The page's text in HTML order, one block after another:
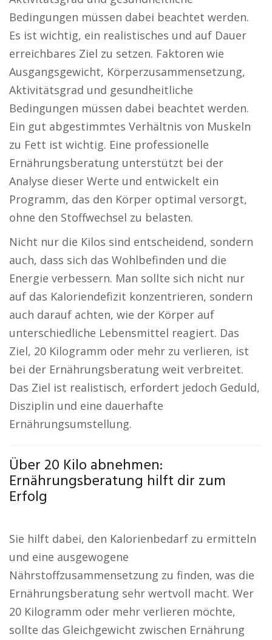
Bedingungen müssen dabei beachtet werden.
Es ist wichtig, ein realistisches und auf Dauer
erreichbares Ziel zu setzen. Faktoren wie
Ausgangsgewicht, Körperzusammensetzung,
Aktivitätsgrad und gesundheitliche
Bedingungen müssen dabei beachtet werden.
Ein gut abgestimmtes Verhältnis von Muskeln
zu Fett ist wichtig. Eine professionelle
Ernährungsberatung unterstützt bei der
Analyse dieser Werte und entwickelt ein
Programm, das den Körper optimal versorgt,
ohne den Stoffwechsel zu belasten.
Nicht nur die Kilos sind entscheidend, sondern
auch, dass sich das Wohlbefinden und die
Energie verbessern. Man sollte sich nicht nur
auf das Kaloriendefizit konzentrieren, sondern
auch darauf achten, wie der Körper auf
unterschiedliche Lebensmittel reagiert. Das
Ziel, 20 Kilogramm oder mehr zu verlieren, ist
bei der Ernährungsberatung weit verbreitet.
Das Ziel ist realistisch, erfordert jedoch Geduld,
Disziplin und eine dauerhafte
Ernährungsumstellung.
Über 20 Kilo abnehmen:
Ernährungsberatung hilft dir zum
Erfolg
Sie hilft dabei, den Kalorienbedarf zu ermitteln
und eine ausgewogene
Nährstoffzusammensetzung zu finden, was die
Ernährungsberatung sehr wertvoll macht. Wer
20 Kilogramm oder mehr verlieren möchte,
sollte das Gleichgewicht zwischen Ernährung